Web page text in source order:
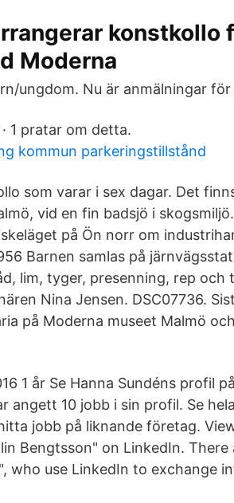
konstkollo
Moderna
ungdom. Nu är anmälningar
1 pratar om detta.
kommun parkeringstillstånd
som varar i sex dagar. Det
vid en fin badsjö i
på Ön norr om
Barnen samlas på
lim, tyger, presenning, rep
Nina Jensen. DSC07736.
på Moderna museet Malmö
1 år Se Hanna Sundéns profil
angett 10 jobb i sin profil. Se
jobb på liknande företag.
Bengtsson" on LinkedIn.
who use LinkedIn to exchange